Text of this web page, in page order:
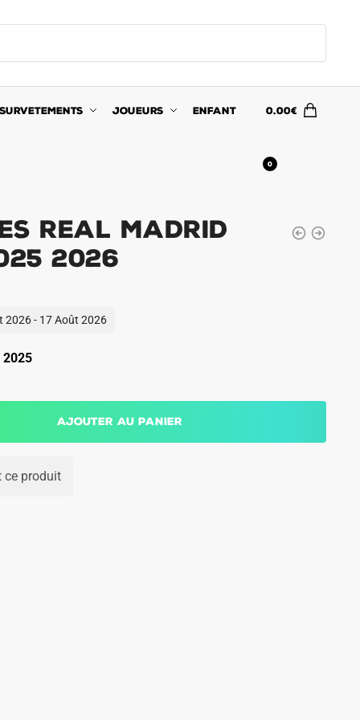
JOUEURS ENFANT 0.00€
0
Real Madrid
2026
2026 - 17 Août 2026
2025
Ajouter au panier
ce produit